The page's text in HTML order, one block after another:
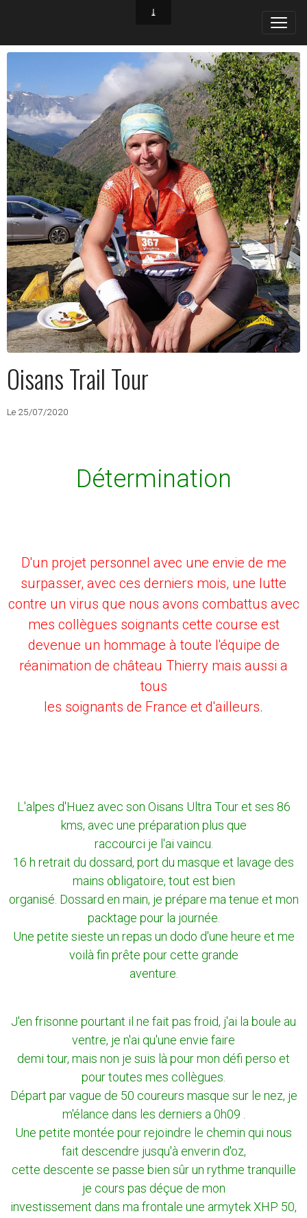
Oisans Trail Tour
Le 25/07/2020
Détermination
D'un projet personnel avec une envie de me
surpasser, avec ces derniers mois, une lutte
contre un virus que nous avons combattus avec
mes collègues soignants cette course est
devenue un hommage à toute l'équipe de
réanimation de château Thierry mais aussi a
tous
les soignants de France et d'ailleurs.
L'alpes d'Huez avec son Oisans Ultra Tour et ses 86
kms, avec une préparation plus que
raccourci je l'ai vaincu.
16 h retrait du dossard, port du masque et lavage des
mains obligatoire, tout est bien
organisé. Dossard en main, je prépare ma tenue et mon
packtage pour la journée.
Une petite sieste un repas un dodo d'une heure et me
voilà fin prête pour cette grande
aventure.
J'en frisonne pourtant il ne fait pas froid, j'ai la boule au
ventre, je n'ai qu'une envie faire
demi tour, mais non je suis là pour mon défi perso et
pour toutes mes collègues.
Départ par vague de 50 coureurs masque sur le nez, je
m'élance dans les derniers a 0h09 .
Une petite montée pour rejoindre le chemin qui nous
fait descendre jusqu'à enverin d'oz,
cette descente se passe bien sûr un rythme tranquille
je cours pas déçue de mon
investissement dans ma frontale une armytek XHP 50,